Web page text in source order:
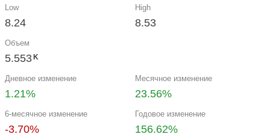
Low
8.24
High
8.53
Объем
5.553 K
Дневное изменение
1.21%
Месячное изменение
23.56%
6-месячное изменение
-3.70%
Годовое изменение
156.62%